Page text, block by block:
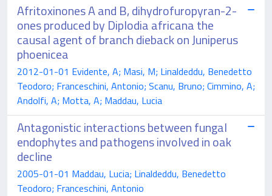
Afritoxinones A and B, dihydrofuropyran-2-
ones produced by Diplodia africana the
causal agent of branch dieback on Juniperus
phoenicea
2012-01-01 Evidente, A; Masi, M; Linaldeddu, Benedetto
Teodoro; Franceschini, Antonio; Scanu, Bruno; Cimmino, A;
Andolfi, A; Motta, A; Maddau, Lucia
Antagonistic interactions between fungal
endophytes and pathogens involved in oak
decline
2005-01-01 Maddau, Lucia; Linaldeddu, Benedetto
Teodoro; Franceschini, Antonio